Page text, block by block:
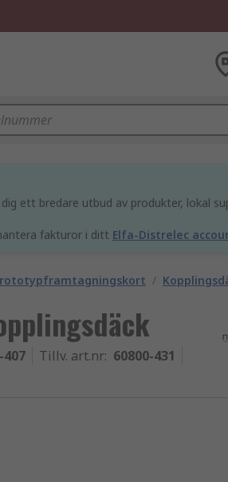
ett bredare utbud av produkter, lokal
fakturor i ditt Elfa-Distrelec
/
407 Tillv. art.nr: 60800-431